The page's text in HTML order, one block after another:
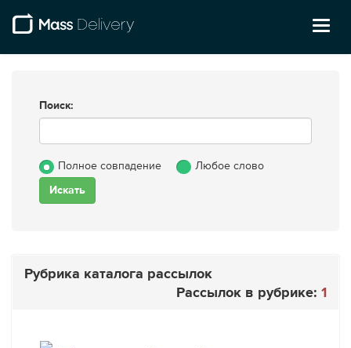
Поиск:
Полное совпадение Любое слово
Рубрика каталога рассылок
Рассылок в рубрике: 1